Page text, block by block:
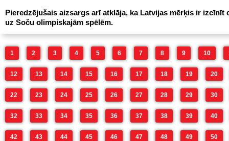
Pieredzējušais aizsargs arī atklāja, ka Latvijas mērķis ir izcīnīt
uz Soču olimpiskajām spēlēm.
1 2 3 4 5 6 7 8 9 10
12 13 14 15 16 17 18 19 20
22 23 24 25 26 27 28 29 30
32 33 34 35 36 37 38 39 40
42 43 44 45 46 47 48 49 50